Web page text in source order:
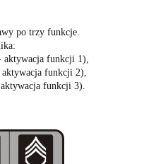
po trzy funkcje.
aktywacja funkcji 1),
funkcji 2),
funkcji 3).